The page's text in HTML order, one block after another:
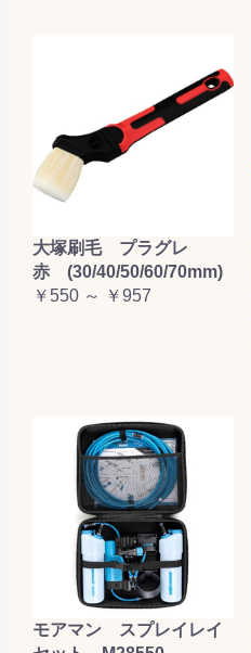
大塚刷毛 プラグレ
赤 (30/40/50/60/70mm)
￥550 ～ ￥957
モアマン スプレイレイ